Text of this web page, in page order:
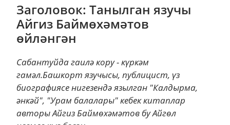
Заголовок: Танылган язучы
Айгиз Баймөхәмәтов
өйләнгән
Сабантуйда гаилә кору - күркәм
гамәл.Башкорт язучысы, публицист, үз
биографиясе нигезендә язылган "Калдырма,
әнкәй", "Урам балалары" кебек китаплар
авторы Айгиз Баймөхәмәтов бу Айгөл